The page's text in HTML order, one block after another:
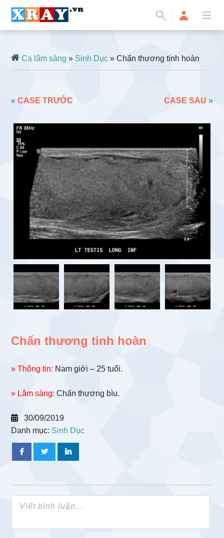
Ca lâm sàng »Sinh Dục » Chấn thương tinh hoàn
«CASE TRƯỚC CASE SAU »
Chấn thương tinh hoàn
» Thông tin: Nam giới – 25 tuổi.
» Lâm sàng: Chấn thương bìu.
30/09/2019
Danh mục: Sinh Dục